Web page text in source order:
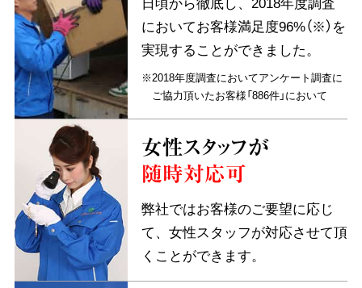
においてお客様満足度96%（※）を
実現することができました。
※2018年度調査においてアンケート調査に
ご協力頂いたお客様「886件」において
女性スタッフが
随時対応可
弊社ではお客様のご要望に応じ
て、女性スタッフが対応させて頂
くことができます。